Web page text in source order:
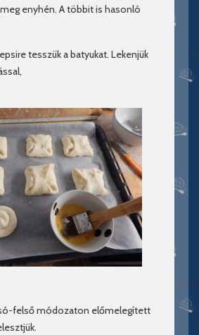
enyhén. A többit is hasonló
tesszük a batyukat. Lekenjük
felső módozaton előmelegített